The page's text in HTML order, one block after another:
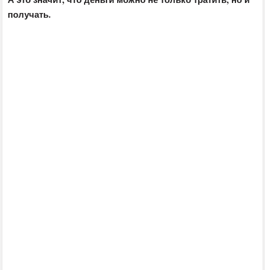
получать.